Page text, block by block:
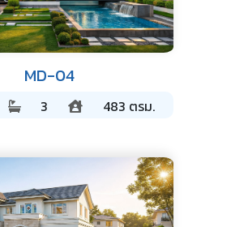
MD-04
3 483 ตรม.